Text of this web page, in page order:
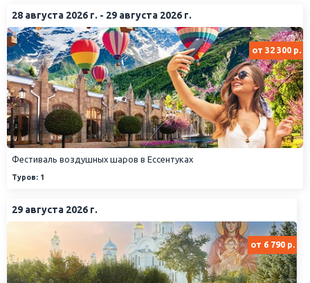
28 августа 2026 г. - 29 августа 2026 г.
от 32 300 р.
Фестиваль воздушных шаров в Ессентуках
Туров: 1
29 августа 2026 г.
от 6 790 р.